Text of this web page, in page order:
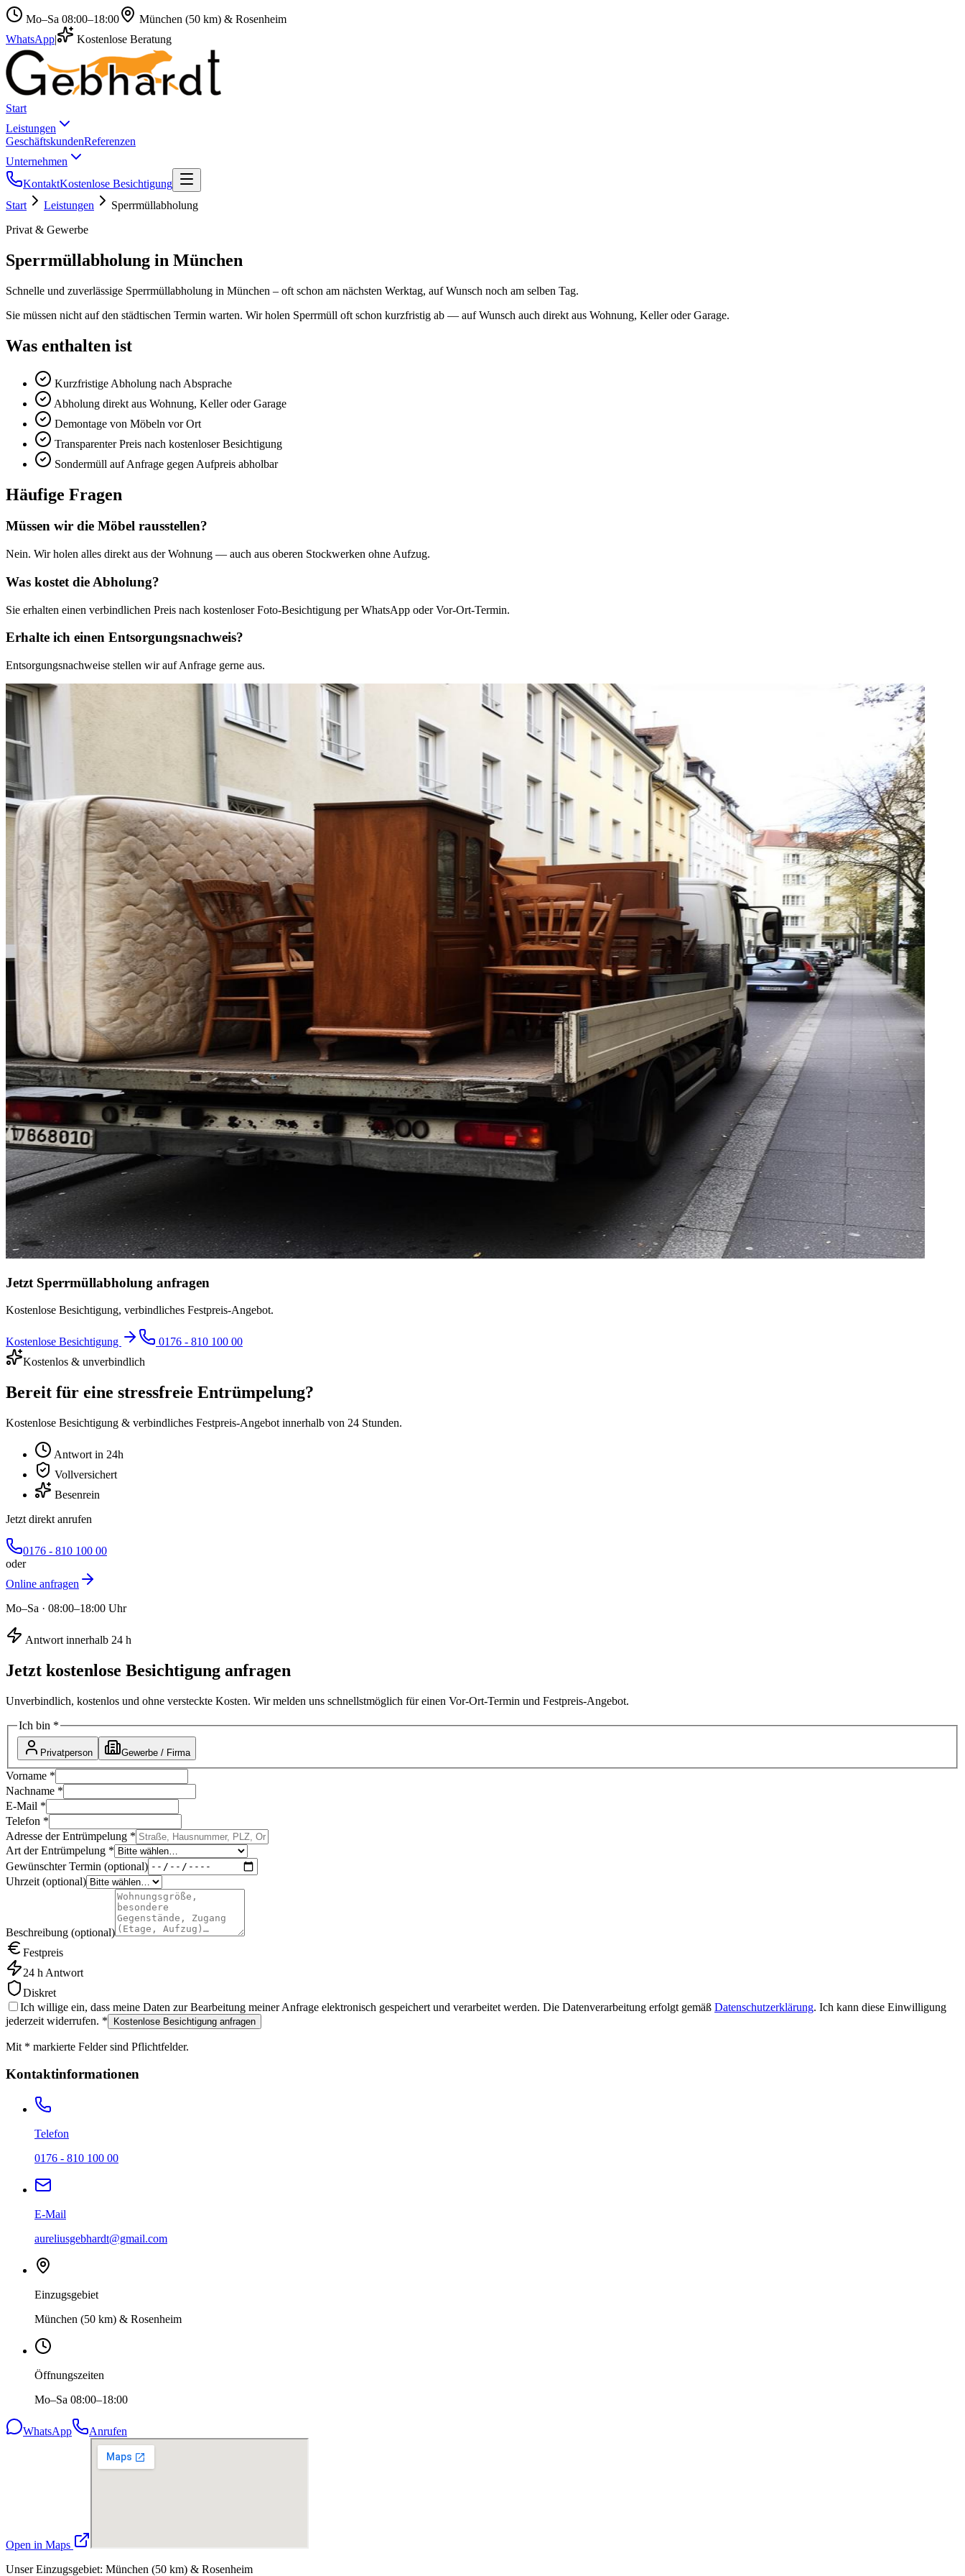
Mo–Sa 08:00–18:00
München (50 km) & Rosenheim
WhatsApp| Kostenlose Beratung
Start
Leistungen
GeschäftskundenReferenzen
Unternehmen
KontaktKostenlose Besichtigung
Start
Leistungen
Sperrmüllabholung
Privat & Gewerbe
Sperrmüllabholung in München
Schnelle und zuverlässige Sperrmüllabholung in München – oft schon am nächsten Werktag, auf Wunsch noch am selben Tag.
Sie müssen nicht auf den städtischen Termin warten. Wir holen Sperrmüll oft schon kurzfristig ab — auf Wunsch auch direkt aus Wohnung, Keller oder Garage.
Was enthalten ist
Kurzfristige Abholung nach Absprache
Abholung direkt aus Wohnung, Keller oder Garage
Demontage von Möbeln vor Ort
Transparenter Preis nach kostenloser Besichtigung
Sondermüll auf Anfrage gegen Aufpreis abholbar
Häufige Fragen
Müssen wir die Möbel rausstellen?
Nein. Wir holen alles direkt aus der Wohnung — auch aus oberen Stockwerken ohne Aufzug.
Was kostet die Abholung?
Sie erhalten einen verbindlichen Preis nach kostenloser Foto-Besichtigung per WhatsApp oder Vor-Ort-Termin.
Erhalte ich einen Entsorgungsnachweis?
Entsorgungsnachweise stellen wir auf Anfrage gerne aus.
Jetzt Sperrmüllabholung anfragen
Kostenlose Besichtigung, verbindliches Festpreis-Angebot.
Kostenlose Besichtigung
0176 - 810 100 00
Kostenlos & unverbindlich
Bereit für eine stressfreie Entrümpelung?
Kostenlose Besichtigung & verbindliches Festpreis-Angebot innerhalb von 24 Stunden.
Antwort in 24h
Vollversichert
Besenrein
Jetzt direkt anrufen
0176 - 810 100 00
oder
Online anfragen
Mo–Sa · 08:00–18:00 Uhr
Antwort innerhalb 24 h
Jetzt kostenlose Besichtigung anfragen
Unverbindlich, kostenlos und ohne versteckte Kosten. Wir melden uns schnellstmöglich für einen Vor-Ort-Termin und Festpreis-Angebot.
Ich bin *
Privatperson Gewerbe / Firma
Vorname *
Nachname *
E-Mail *
Telefon *
Adresse der Entrümpelung *
Art der Entrümpelung *
Gewünschter Termin (optional)
Uhrzeit (optional)
Beschreibung (optional)
Festpreis
24 h Antwort
Diskret
Ich willige ein, dass meine Daten zur Bearbeitung meiner Anfrage elektronisch gespeichert und verarbeitet werden. Die Datenverarbeitung erfolgt gemäß Datenschutzerklärung. Ich kann diese Einwilligung
jederzeit widerrufen. *
Kostenlose Besichtigung anfragen
Mit * markierte Felder sind Pflichtfelder.
Kontaktinformationen
Telefon
0176 - 810 100 00
E-Mail
aureliusgebhardt@gmail.com
Einzugsgebiet
München (50 km) & Rosenheim
Öffnungszeiten
Mo–Sa 08:00–18:00
WhatsApp Anrufen
Open in Maps
Unser Einzugsgebiet: München (50 km) & Rosenheim